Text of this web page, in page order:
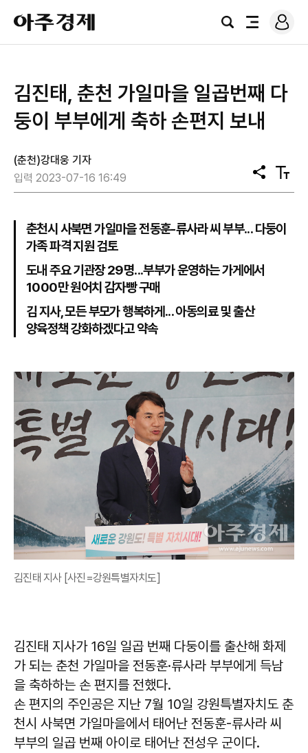
아
주
경
검
전
로
그
김진태, 춘천 가일마을 일곱번째 다
둥이 부부에게 축하 손편지 보내
(춘천)강대웅 기자
입력 2023-07-16 16:49
공
유
텍
스
기
춘천시 사북면 가일마을 전동훈-류사라 씨 부부... 다둥이
가족 파격 지원 검토
도내 주요 기관장 29명...부부가 운영하는 가게에서
1000만 원어치 감자빵 구매
김 지사, 모든 부모가 행복하게... 아동의료 및 출산
양육정책 강화하겠다고 약속
김진태 지사 [사진=강원특별자치도]
김진태 지사가 16일 일곱 번째 다둥이를 출산해 화제
가 되는 춘천 가일마을 전동훈·류사라 부부에게 득남
을 축하하는 손 편지를 전했다.
손 편지의 주인공은 지난 7월 10일 강원특별자치도 춘
천시 사북면 가일마을에서 태어난 전동훈-류사라 씨
부부의 일곱 번째 아이로 태어난 전성우 군이다.